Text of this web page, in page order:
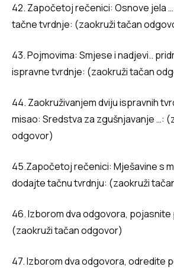
42. Započetoj rečenici: Osnove jela
tačne tvrdnje: (zaokruži tačan
43. Pojmovima: Smjese i nadjevi..
ispravne tvrdnje: (zaokruži tačan
44. Zaokruživanjem dviju ispravnih
misao: Sredstva za zgušnjavanje …:
odgovor)
45.Započetoj rečenici: Mješavine s
dodajte tačnu tvrdnju: (zaokruži
46. Izborom dva odgovora, pojasnite
(zaokruži tačan odgovor)
47. Izborom dva odgovora, odredite